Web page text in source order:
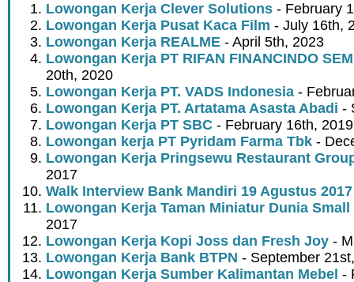
Lowongan Kerja Clever Solutions - February
Lowongan Kerja Pusat Kaca Film - July 16th,
Lowongan Kerja REALME - April 5th, 2023
Lowongan Kerja PT RIFAN FINANCINDO
20th, 2020
Lowongan Kerja PT. VADS Indonesia -
Lowongan Kerja PT. Artatama Asasta Abadi -
Lowongan Kerja PT SBC - February 16th, 2019
Lowongan kerja PT Pyridam Farma Tbk -
Lowongan Kerja Pringsewu Restaurant
2017
Walk Interview Bank Mandiri 19 Agustus 2017
Lowongan Kerja Taman Miniatur Dunia Small
2017
Lowongan Kerja Kopi Joss dan Fresh Joy -
Lowongan Kerja Bank BTPN - September
Lowongan Kerja Sumber Kalimantan Mebel -